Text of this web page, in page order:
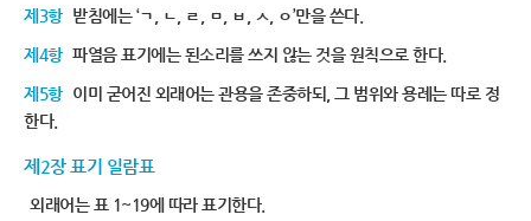
제3항 받침에는 ‘ㄱ, ㄴ, ㄹ, ㅁ, ㅂ, ㅅ, ㅇ’만을 쓴다.
제4항 파열음 표기에는 된소리를 쓰지 않는 것을 원칙으로 한다.
제5항 이미 굳어진 외래어는 관용을 존중하되, 그 범위와 용례는 따로 정
한다.
제2장 표기 일람표
외래어는 표 1~19에 따라 표기한다.